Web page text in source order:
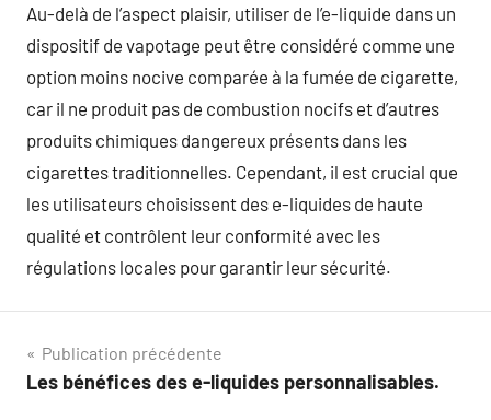
Au-delà de l’aspect plaisir, utiliser de l’e-liquide dans un
dispositif de vapotage peut être considéré comme une
option moins nocive comparée à la fumée de cigarette,
car il ne produit pas de combustion nocifs et d’autres
produits chimiques dangereux présents dans les
cigarettes traditionnelles. Cependant, il est crucial que
les utilisateurs choisissent des e-liquides de haute
qualité et contrôlent leur conformité avec les
régulations locales pour garantir leur sécurité.
Navigation
de
Publication précédente
Les bénéfices des e-liquides personnalisables.